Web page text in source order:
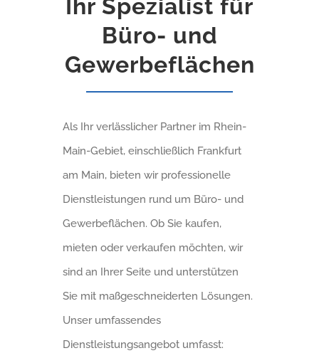
Ihr Spezialist für
Büro- und
Gewerbeflächen
Als Ihr verlässlicher Partner im Rhein-
Main-Gebiet, einschließlich Frankfurt
am Main, bieten wir professionelle
Dienstleistungen rund um Büro- und
Gewerbeflächen. Ob Sie kaufen,
mieten oder verkaufen möchten, wir
sind an Ihrer Seite und unterstützen
Sie mit maßgeschneiderten Lösungen.
Unser umfassendes
Dienstleistungsangebot umfasst: